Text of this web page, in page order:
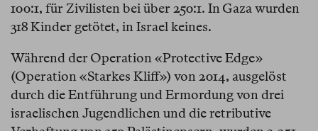
100:1, für Zivilisten bei über 250:1. In Gaza wurden
318 Kinder getötet, in Israel keines.
Während der Operation «Protective Edge»
(Operation «Starkes Kliff») von 2014, ausgelöst
durch die Entführung und Ermordung von drei
israelischen Jugendlichen und die retributive